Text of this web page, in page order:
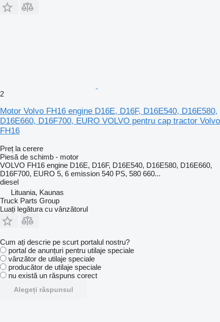
2
Motor Volvo FH16 engine D16E, D16F, D16E540, D16E580,
D16E660, D16F700, EURO VOLVO pentru cap tractor Volvo
FH16
Preț la cerere
Piesă de schimb - motor
VOLVO FH16 engine D16E, D16F, D16E540, D16E580, D16E660,
D16F700, EURO 5, 6 emission 540 PS, 580 660...
diesel
Lituania, Kaunas
Truck Parts Group
Luați legătura cu vânzătorul
Cum ați descrie pe scurt portalul nostru?
portal de anunțuri pentru utilaje speciale
vânzător de utilaje speciale
producător de utilaje speciale
nu există un răspuns corect
Alegeți răspunsul